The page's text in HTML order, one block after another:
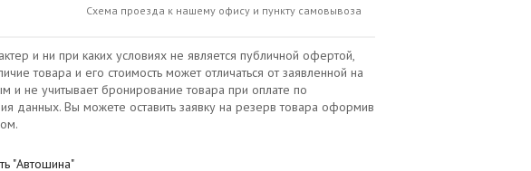
Схема проезда к нашему офису и пункту самовывоза
и ни при каких условиях не является публичной офертой,
товара и его стоимость может отличаться от заявленной на
и не учитывает бронирование товара при оплате по
данных. Вы можете оставить заявку на резерв товара оформив
"Автошина"